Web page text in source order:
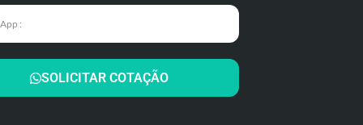
SOLICITAR COTAÇÃO